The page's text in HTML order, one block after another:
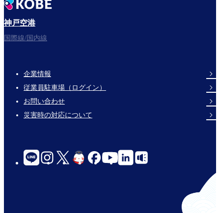
フライトをお楽しみください。
神戸空港
国際線/国内線
Footer
Links
企業情報
従業員駐車場（ログイン）
お問い合わせ
災害時の対応について
social-
links-